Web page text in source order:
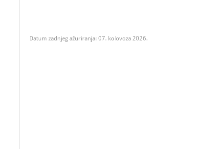
Datum zadnjeg ažuriranja: 07. kolovoza 2026.